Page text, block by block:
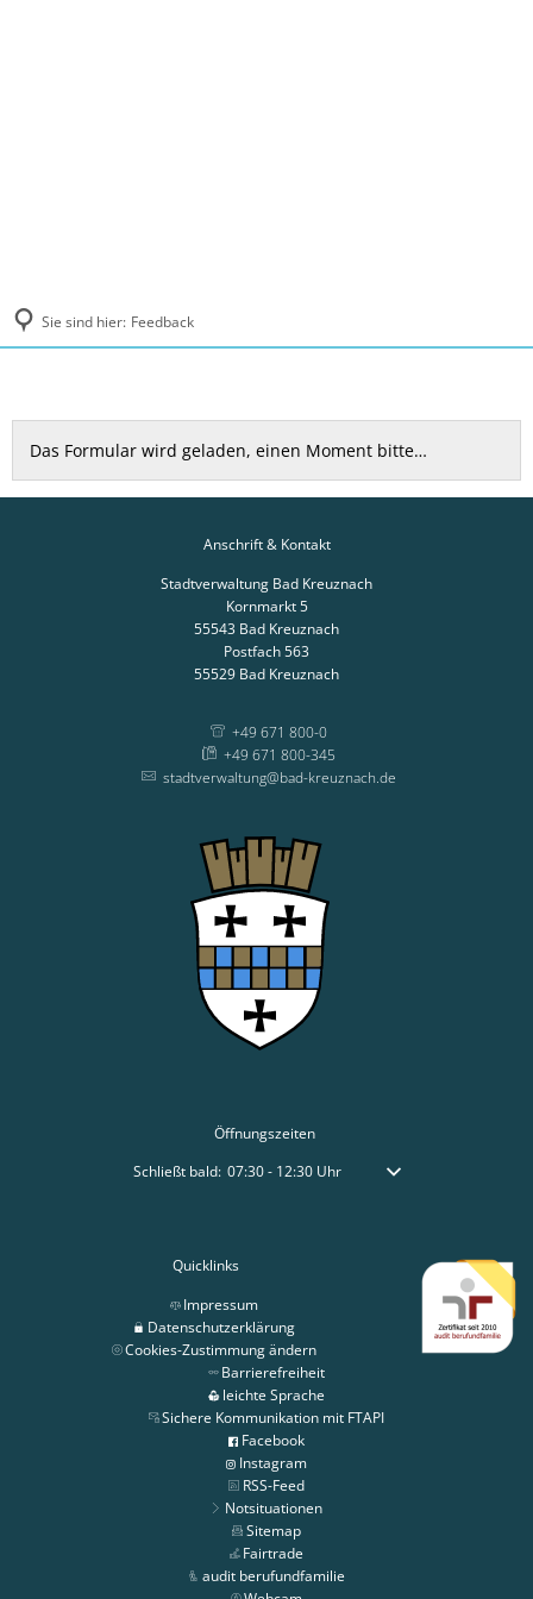
Sie sind hier: Feedback
Feedback
Das Formular wird geladen, einen Moment bitte…
Anschrift & Kontakt
Stadtverwaltung Bad Kreuznach
Kornmarkt 5
55543 Bad Kreuznach
Postfach 563
55529 Bad Kreuznach
+49 671 800-0
+49 671 800-345
stadtverwaltung@bad-kreuznach.de
Öffnungszeiten
Klicken, um weitere Öffnungs- oder Schließzeiten
Schließt bald: 07:30- 12:30Uhr Von 07:30 bis 12:30 Uhr
Quicklinks
Impressum
Datenschutzerklärung
Cookies-Zustimmung ändern
Barrierefreiheit
leichte Sprache
Sichere Kommunikation mit FTAPI
Facebook
Instagram
RSS-Feed
Notsituationen
Sitemap
Fairtrade
audit berufundfamilie